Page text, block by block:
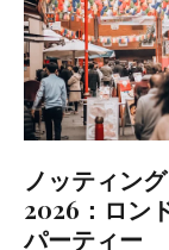
ノッティン
2026：ロン
パーティー